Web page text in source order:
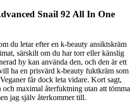
Snail 92 All In One
du letar efter en k-beauty ansiktskräm
särskilt om du har torr eller känslig
hy kan använda den, och den är ett
ha en prisvärd k-beauty fuktkräm som
får dock leta vidare. Kort sagt,
maximal återfuktning utan att tömma
jag själv återkommer till.